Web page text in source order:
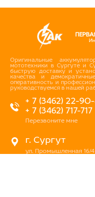
Оригинальные
мототехники в Сургуте и
быструю доставку и
качества и
оперативность и
руководствуемся в нашей
+ 7 (3462) 22-
+ 7 (3462) 717-717
Перезвоните мне
г. Сургут
ул. Промышленная 16/4